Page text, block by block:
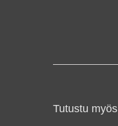
Tutustu myös